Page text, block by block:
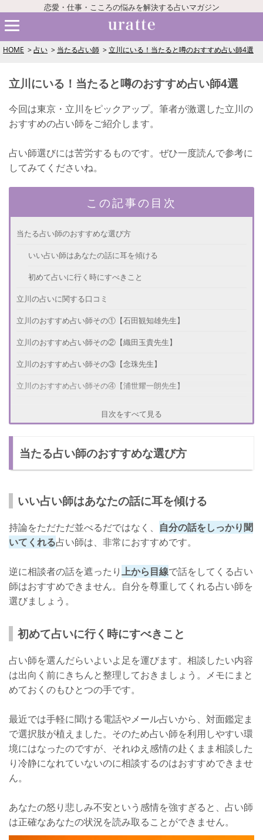
恋愛・仕事・こころの悩みを解決する占いマガジン
HOME 占い 当たる占い師 立川にいる！当たると噂のおすすめ占い師4選
立川にいる！当たると噂のおすすめ占い師4選
今回は東京・立川をピックアップ。筆者が激選した立川の
おすすめの占い師をご紹介します。
占い師選びには苦労するものです。ぜひ一度読んで参考に
してみてくださいね。
この記事の目次
当たる占い師のおすすめな選び方
いい占い師はあなたの話に耳を傾ける
初めて占いに行く時にすべきこと
立川の占いに関する口コミ
立川のおすすめ占い師その①【石田観知雄先生】
立川のおすすめ占い師その②【織田玉貴先生】
立川のおすすめ占い師その③【念珠先生】
立川のおすすめ占い師その④【浦世耀一朗先生】
目次をすべて見る
当たる占い師のおすすめな選び方
いい占い師はあなたの話に耳を傾ける
持論をただただ並べるだではなく、 自分の話をしっかり聞
いてくれる占い師は、非常におすすめです。
逆に相談者の話を遮ったり上から目線で話をしてくる占い
師はおすすめできません。自分を尊重してくれる占い師を
選びましょう。
初めて占いに行く時にすべきこと
占い師を選んだらいよいよ足を運びます。相談したい内容
は出向く前にきちんと整理しておきましょう。メモにまと
めておくのもひとつの手です。
最近では手軽に聞ける電話やメール占いから、対面鑑定ま
で選択肢が植えました。そのため占い師を利用しやすい環
境にはなったのですが、それゆえ感情の赴くまま相談した
り冷静になれていないのに相談するのはおすすめできませ
ん。
あなたの怒り悲しみ不安という感情を強すぎると、占い師
は正確なあなたの状況を読み取ることができません。